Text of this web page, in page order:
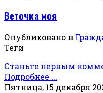
Веточка моя
Опубликовано в
Теги
Станьте первым
Подробнее ...
Пятница, 15 декабря